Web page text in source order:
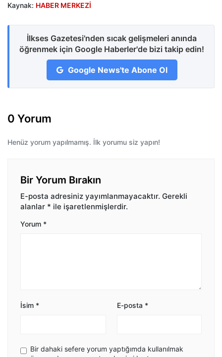
Kaynak: HABER MERKEZİ
İlkses Gazetesi'nden sıcak gelişmeleri anında
öğrenmek için Google Haberler'de bizi takip edin!
Google News'te Abone Ol
0 Yorum
Henüz yorum yapılmamış. İlk yorumu siz yapın!
Bir Yorum Bırakın
E-posta adresiniz yayımlanmayacaktır. Gerekli
alanlar * ile işaretlenmişlerdir.
Yorum *
İsim * E-posta *
Bir dahaki sefere yorum yaptığımda kullanılmak